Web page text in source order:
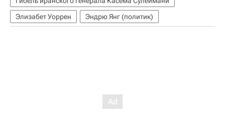
Элизабет Уоррен
Эндрю Янг (политик)